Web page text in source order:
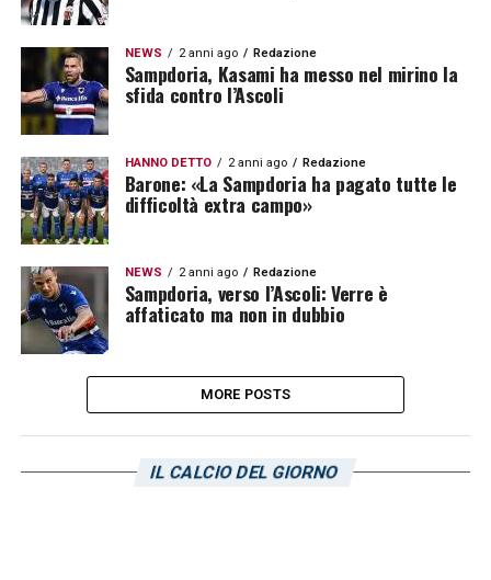
NEWS 2 anni ago Redazione
Sampdoria, Kasami ha messo nel mirino la
sfida contro l’Ascoli
HANNO DETTO 2 anni ago Redazione
Barone: «La Sampdoria ha pagato tutte le
difficoltà extra campo»
NEWS 2 anni ago Redazione
Sampdoria, verso l’Ascoli: Verre è
affaticato ma non in dubbio
MORE POSTS
IL CALCIO DEL GIORNO